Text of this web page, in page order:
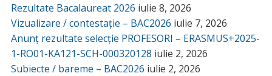
Rezultate Bacalaureat 2026 iulie 8, 2026
Vizualizare / contestație – BAC2026 iulie 7, 2026
Anunț rezultate selecție PROFESORI – ERASMUS+2025-
1-RO01-KA121-SCH-000320128 iulie 2, 2026
Subiecte / bareme – BAC2026 iulie 2, 2026